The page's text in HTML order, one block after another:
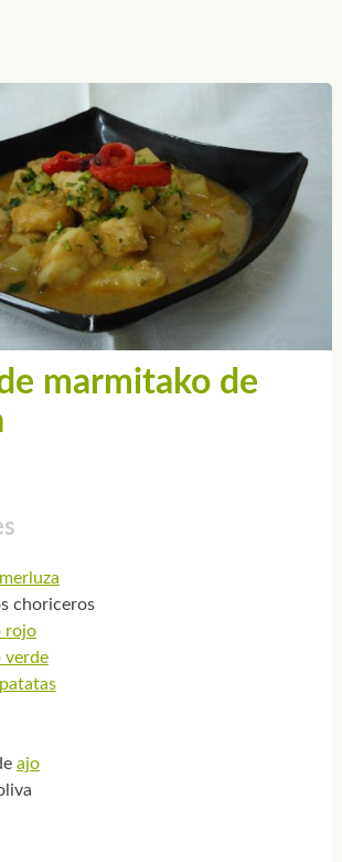
marmitako de
merluza
choriceros
rojo
verde
patatas
ajo